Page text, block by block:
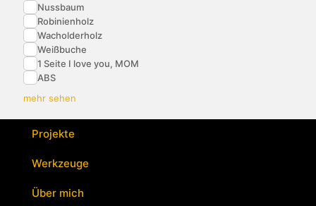
Nussbaum
Robinienholz
Wacholderholz
Weißbuche
1 Seite I love you, MOM
ABS
mehr sehen
Projekte
Werkzeuge
Über mich